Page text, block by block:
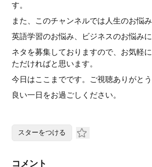
す。
また、このチャンネルでは人生のお悩み
英語学習のお悩み、ビジネスのお悩みに
ネタを募集しておりますので、お気軽
ただければと思います。
今日はここまでです。ご視聴ありがとう
良い一日をお過ごしください。
スターをつける
コメント